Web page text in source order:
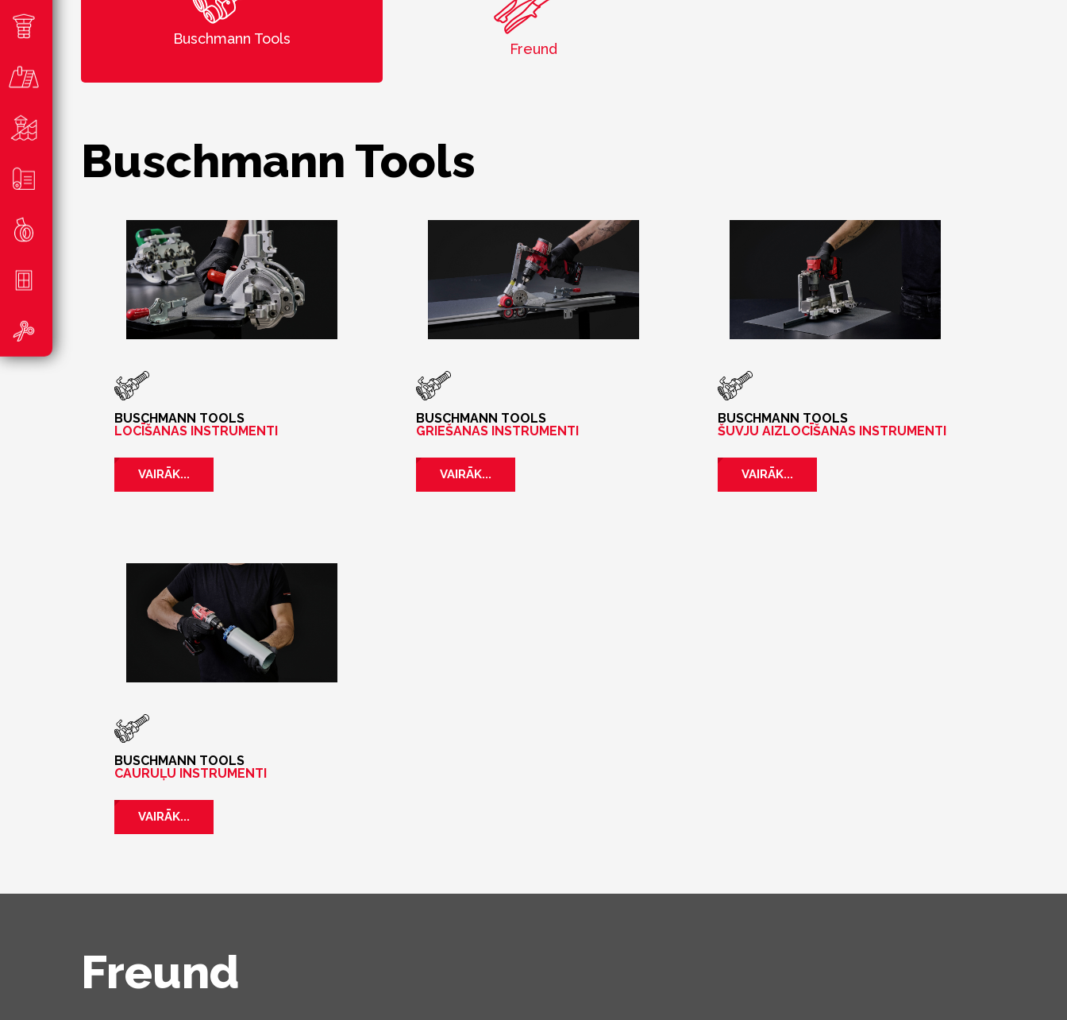
Buschmann Tools
Freund
Buschmann Tools
BUSCHMANN TOOLS
LOCĪŠANAS INSTRUMENTI
VAIRĀK...
BUSCHMANN TOOLS
GRIEŠANAS INSTRUMENTI
VAIRĀK...
BUSCHMANN TOOLS
ŠUVJU AIZLOCĪŠANAS INSTRUMENTI
VAIRĀK...
BUSCHMANN TOOLS
CAURUĻU INSTRUMENTI
VAIRĀK...
Freund